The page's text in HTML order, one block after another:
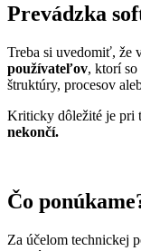
Prevádzka
Treba si uvedomiť, že
používateľov, ktorí so
štruktúry, procesov
Kriticky dôležité je pri
nekončí.
Čo
Za účelom technickej